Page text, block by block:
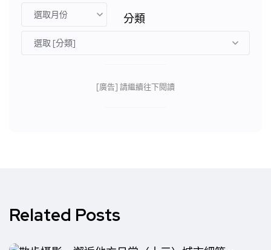
分類
[廣告] 請繼續往下閱讀
Related Posts